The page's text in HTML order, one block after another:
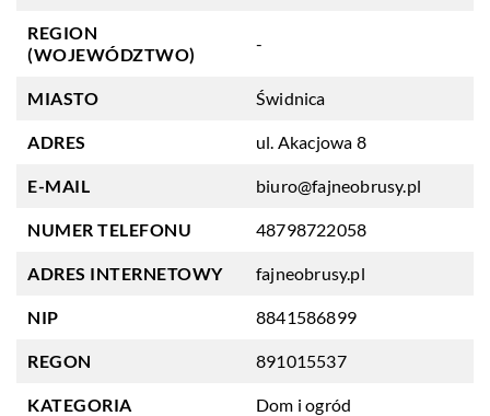
REGION
(WOJEWÓDZTWO)
-
MIASTO Świdnica
ADRES ul. Akacjowa 8
E-MAIL biuro@fajneobrusy.pl
NUMER TELEFONU 48798722058
ADRES INTERNETOWY fajneobrusy.pl
NIP 8841586899
REGON 891015537
KATEGORIA Dom i ogród